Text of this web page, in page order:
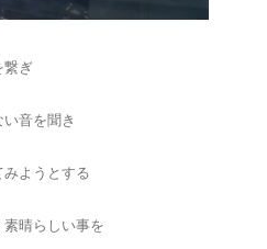
繋ぎ
音を聞き
ようとする
晴らしい事を